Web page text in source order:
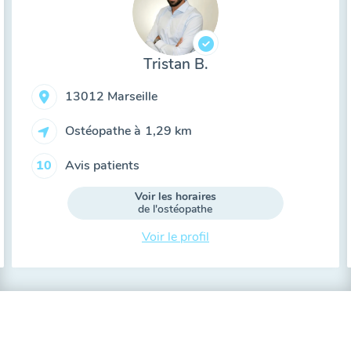
Tristan B.
13012 Marseille
Ostéopathe à 1,29 km
10 Avis patients
Voir les horaires
de l'ostéopathe
Voir le profil